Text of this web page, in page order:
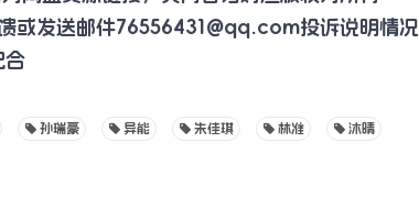
或发送邮件76556431@qq.com投诉说明情况
合
孙瑞豪 异能 朱佳琪 林准 沐晴